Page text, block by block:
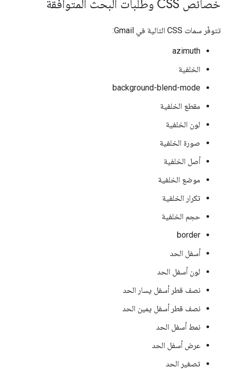
خصائص CSS وطلبات البحث المتوافقة
تتوفّر سمات CSS التالية في Gmail:
azimuth
الخلفية
background-blend-mode
مقطع الخلفية
لون الخلفية
صورة الخلفية
أصل الخلفية
موضع الخلفية
تكرار الخلفية
حجم الخلفية
border
أسفل الحد
لون أسفل الحد
نصف قطر أسفل يسار الحد
نصف قطر أسفل يمين الحد
نمط أسفل الحد
عرض أسفل الحد
تصغير الحد